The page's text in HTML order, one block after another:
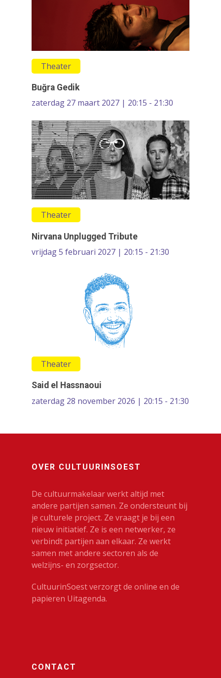
Theater
Buğra Gedik
zaterdag 27 maart 2027 | 20:15 - 21:30
Theater
Nirvana Unplugged Tribute
vrijdag 5 februari 2027 | 20:15 - 21:30
Theater
Said el Hassnaoui
zaterdag 28 november 2026 | 20:15 - 21:30
OVER CULTUURINSOEST
De cultuurmakelaar werkt altijd met
andere partijen samen. Ze ondersteunt bij
je culturele project. Ze vraagt je bij een
nieuw initiatief. Ze is een netwerker, ze
verbindt partijen aan elkaar. Ze werkt
samen met andere sectoren als de
welzijns- en zorgsector.
CultuurinSoest verzorgt de online en de
papieren Uitagenda.
CONTACT
Media
Muziek
Theater